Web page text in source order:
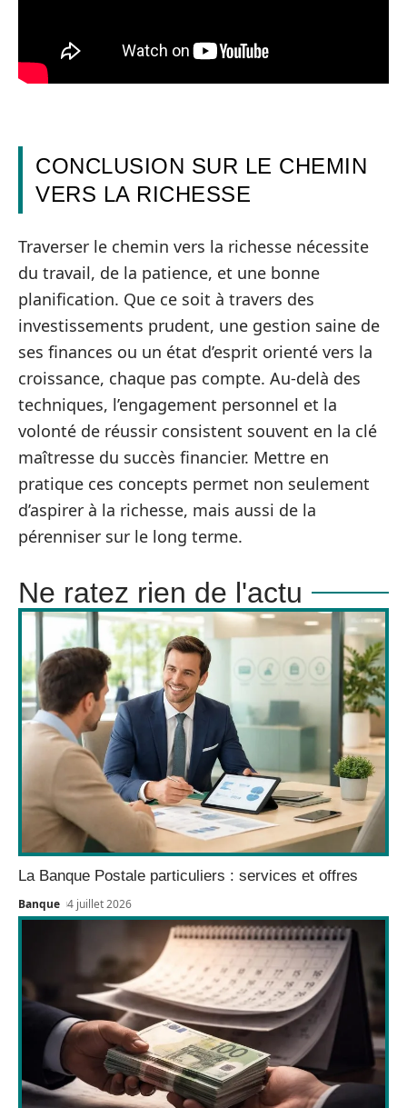
CONCLUSION SUR LE CHEMIN
VERS LA RICHESSE
Traverser le chemin vers la richesse nécessite
du travail, de la patience, et une bonne
planification. Que ce soit à travers des
investissements prudent, une gestion saine de
ses finances ou un état d’esprit orienté vers la
croissance, chaque pas compte. Au-delà des
techniques, l’engagement personnel et la
volonté de réussir consistent souvent en la clé
maîtresse du succès financier. Mettre en
pratique ces concepts permet non seulement
d’aspirer à la richesse, mais aussi de la
pérenniser sur le long terme.
Ne ratez rien de l'actu
La Banque Postale particuliers : services et offres
Banque 4 juillet 2026